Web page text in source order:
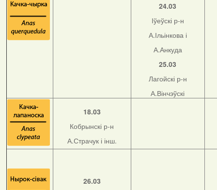
24.03
Іўеўскі р-н
А.Ільінкова і
А.Анкуда
25.03
Лагойскі р-н
А.Вінчэўскі
18.03
Кобрынскі р-н
А.Страчук і інш.
26.03